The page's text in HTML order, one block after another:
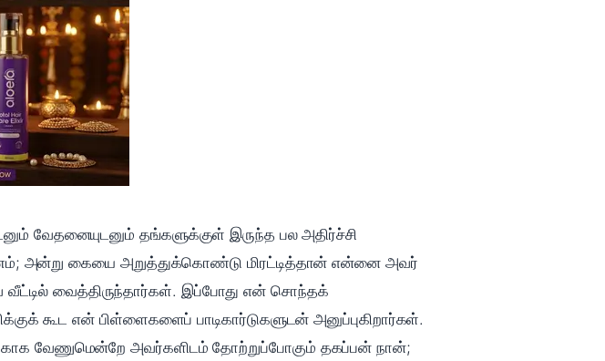
வேதனையுடனும் தங்களுக்குள் இருந்த பல அதிர்ச்சி
அன்று கையை அறுத்துக்கொண்டு மிரட்டித்தான் என்னை அவர்
வைத்திருந்தார்கள். இப்போது என் சொந்தக்
கூட என் பிள்ளைகளைப் பாடிகார்டுகளுடன் அனுப்புகிறார்கள்.
வேணுமென்றே அவர்களிடம் தோற்றுப்போகும் தகப்பன் நான்;